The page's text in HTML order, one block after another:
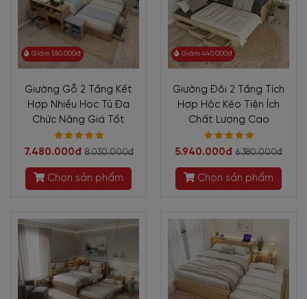
Giảm 550.000đ
Giường Gỗ 2 Tầng Kết
Hợp Nhiều Học Tủ Đa
Chức Năng Giá Tốt
7.480.000đ 8.030.000đ
Chọn sản phẩm
Giảm 440.000đ
Giường Đôi 2 Tầng Tích
Hợp Hộc Kéo Tiện Ích
Chất Lượng Cao
5.940.000đ 6.380.000đ
Chọn sản phẩm